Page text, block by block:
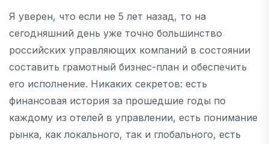
Я уверен, что если не 5 лет назад, то на
сегодняшний день уже точно большинство
российских управляющих компаний в состоянии
составить грамотный бизнес-план и обеспечить
его исполнение. Никаких секретов: есть
финансовая история за прошедшие годы по
каждому из отелей в управлении, есть понимание
рынка, как локального, так и глобального, есть